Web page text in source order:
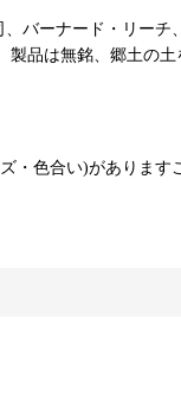
バーナード・リー
品は無銘、郷土の土
色合い)があります